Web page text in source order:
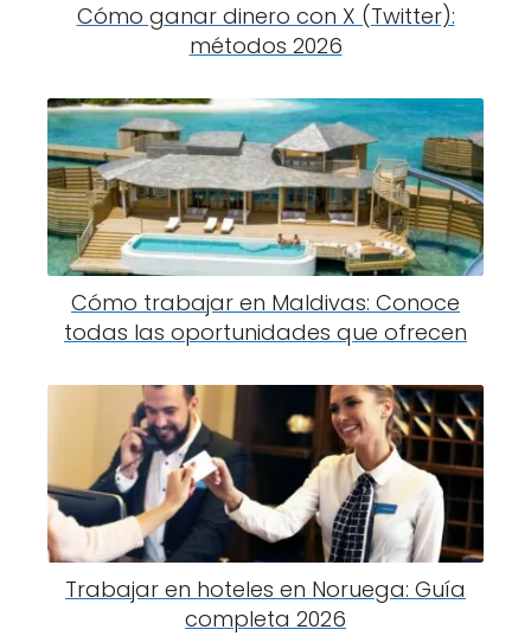
Cómo ganar dinero con X (Twitter):
métodos 2026
Cómo trabajar en Maldivas: Conoce
todas las oportunidades que ofrecen
Trabajar en hoteles en Noruega: Guía
completa 2026